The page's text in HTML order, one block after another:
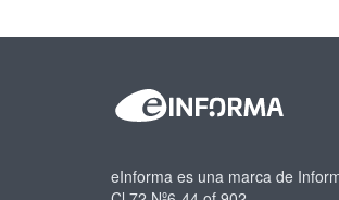
eInforma es una marca de